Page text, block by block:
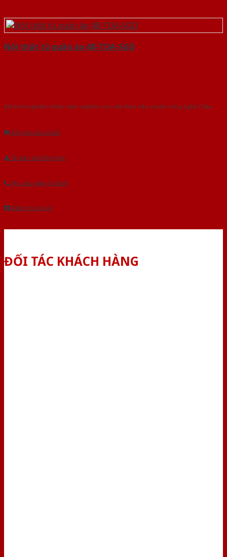
Nội thất tủ quần áo 48-TQA-SGD
Với kinh nghiệm nhiêu năm nghiên cứu cửa theo tiêu chuẩn công nghệ Châu
Gửi yêu cầu tư vấn
Tải báo giá tổng hợp
Yêu cầu gọi lại (3 phút)
Dành cho đại lý
ĐỐI TÁC KHÁCH HÀNG